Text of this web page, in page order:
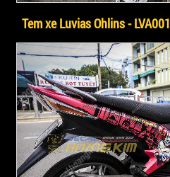
Tem xe Luvias Ohlins - LVA001